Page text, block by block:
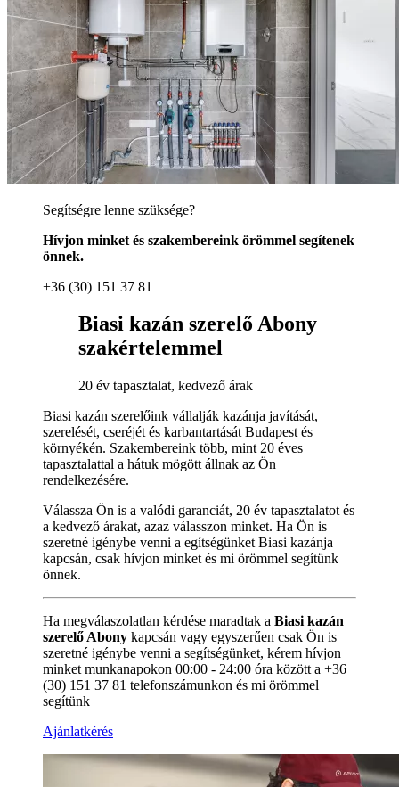
Segítségre lenne szüksége?
Hívjon minket és szakembereink örömmel segítenek
önnek.
+36 (30) 151 37 81
Biasi kazán szerelő Abony
szakértelemmel
20 év tapasztalat, kedvező árak
Biasi kazán szerelőink vállalják kazánja javítását,
szerelését, cseréjét és karbantartását Budapest és
környékén. Szakembereink több, mint 20 éves
tapasztalattal a hátuk mögött állnak az Ön
rendelkezésére.
Válassza Ön is a valódi garanciát, 20 év tapasztalatot és
a kedvező árakat, azaz válasszon minket. Ha Ön is
szeretné igénybe venni a egítségünket Biasi kazánja
kapcsán, csak hívjon minket és mi örömmel segítünk
önnek.
Ha megválaszolatlan kérdése maradtak a Biasi kazán
szerelő Abony kapcsán vagy egyszerűen csak Ön is
szeretné igénybe venni a segítségünket, kérem hívjon
minket munkanapokon 00:00 - 24:00 óra között a +36
(30) 151 37 81 telefonszámunkon és mi örömmel
segítünk
Ajánlatkérés